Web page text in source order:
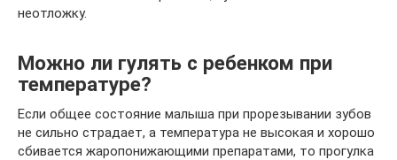
неотложку.
Можно ли гулять с ребенком при
температуре?
Если общее состояние малыша при прорезывании зубов
не сильно страдает, а температура не высокая и хорошо
сбивается жаропонижающими препаратами, то прогулка